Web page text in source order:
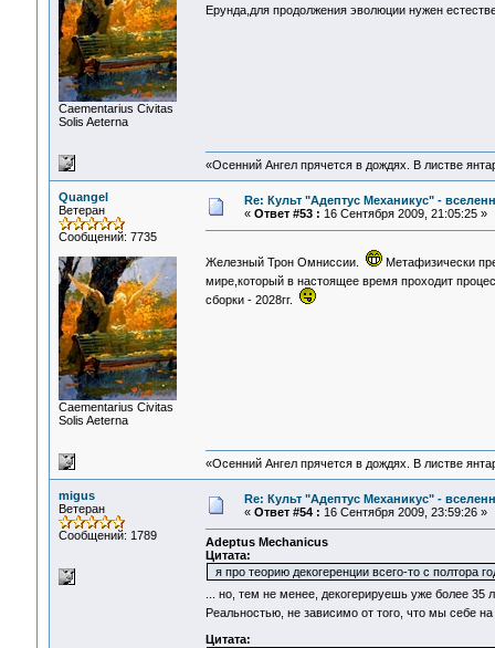
Сaementarius Civitas
Solis Aeterna
Ерунда,для продолжения эволюции нужен
«Осенний Ангел прячется в дождях. В листве
Quangel
Ветеран
Сообщений: 7735
Сaementarius Civitas
Solis Aeterna
Re: Культ "Адептус Механикус" -
« Ответ #53 : 16 Сентября 2009, 21:05:25 »
Железный Трон Омниссии.
Метафизически
мире,который в настоящее время проходит
сборки - 2028гг.
«Осенний Ангел прячется в дождях. В листве
migus
Ветеран
Сообщений: 1789
Re: Культ "Адептус Механикус" -
« Ответ #54 : 16 Сентября 2009, 23:59:26 »
Adeptus Mechanicus
Цитата:
я про теорию декогеренции всего-то с полтора
... но, тем не менее, декогерируешь уже более 35
Реальностью, не зависимо от того, что мы себе
Цитата: